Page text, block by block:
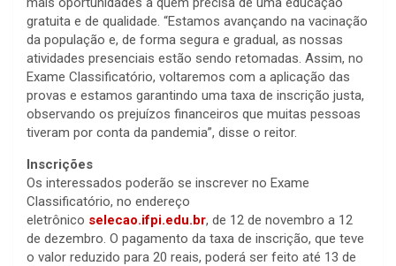
gratuita e de qualidade. “Estamos avançando na vacinação
da população e, de forma segura e gradual, as nossas
atividades presenciais estão sendo retomadas. Assim, no
Exame Classificatório, voltaremos com a aplicação das
provas e estamos garantindo uma taxa de inscrição justa,
observando os prejuízos financeiros que muitas pessoas
tiveram por conta da pandemia”, disse o reitor.
Inscrições
Os interessados poderão se inscrever no Exame
Classificatório, no endereço
eletrônico selecao.ifpi.edu.br, de 12 de novembro a 12
de dezembro. O pagamento da taxa de inscrição, que teve
o valor reduzido para 20 reais, poderá ser feito até 13 de